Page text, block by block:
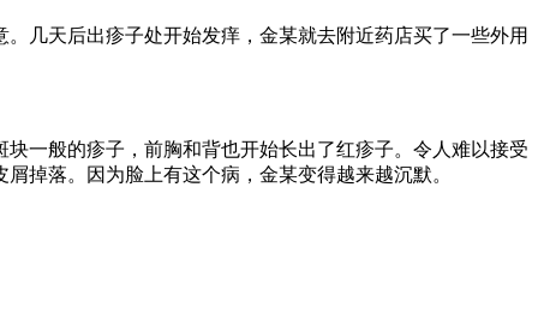
几天后出疹子处开始发痒，金某就去附近药店买了一些外用
一般的疹子，前胸和背也开始长出了红疹子。令人难以接受
掉落。因为脸上有这个病，金某变得越来越沉默。